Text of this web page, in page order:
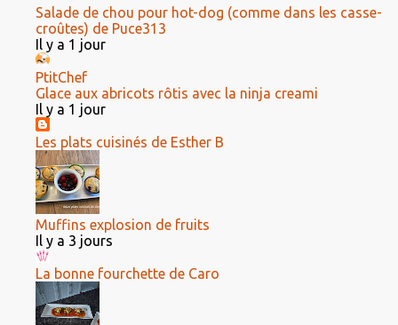
Salade de chou pour hot-dog (comme dans les casse-
croûtes) de Puce313
Il y a 1 jour
PtitChef
Glace aux abricots rôtis avec la ninja creami
Il y a 1 jour
Les plats cuisinés de Esther B
Muffins explosion de fruits
Il y a 3 jours
La bonne fourchette de Caro